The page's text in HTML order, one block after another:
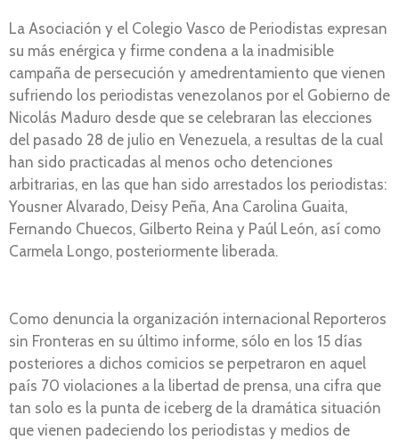
La Asociación y el Colegio Vasco de Periodistas expresan
su más enérgica y firme condena a la inadmisible
campaña de persecución y amedrentamiento que vienen
sufriendo los periodistas venezolanos por el Gobierno de
Nicolás Maduro desde que se celebraran las elecciones
del pasado 28 de julio en Venezuela, a resultas de la cual
han sido practicadas al menos ocho detenciones
arbitrarias, en las que han sido arrestados los periodistas:
Yousner Alvarado, Deisy Peña, Ana Carolina Guaita,
Fernando Chuecos, Gilberto Reina y Paúl León, así como
Carmela Longo, posteriormente liberada.
Como denuncia la organización internacional Reporteros
sin Fronteras en su último informe, sólo en los 15 días
posteriores a dichos comicios se perpetraron en aquel
país 70 violaciones a la libertad de prensa, una cifra que
tan solo es la punta de iceberg de la dramática situación
que vienen padeciendo los periodistas y medios de